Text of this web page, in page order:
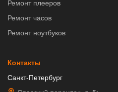
Ремонт плееров
Ремонт часов
Ремонт ноутбуков
Контакты
Санкт-Петербург